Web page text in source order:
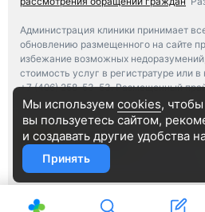
Администрация клиники принимает
обновлению размещенного на сайте
избежание возможных
стоимость услуг в регистратуре или
+7 (496) 258-53-53. Размещенный
Медицинские услуги оказываются на
Независимая оценка
организациям
Участвовать в голосовании
Мы используем cookies,
вы пользуетесь сайтом,
и создавать другие удобства
Принять